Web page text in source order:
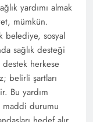
yardımı almak
mümkün.
belediye, sosyal
sağlık desteği
herkese
belirli şartları
Bu yardım
durumu